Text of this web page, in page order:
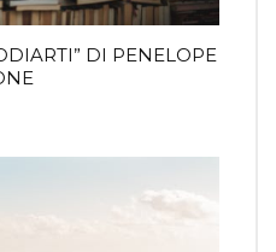
DI PENELOPE